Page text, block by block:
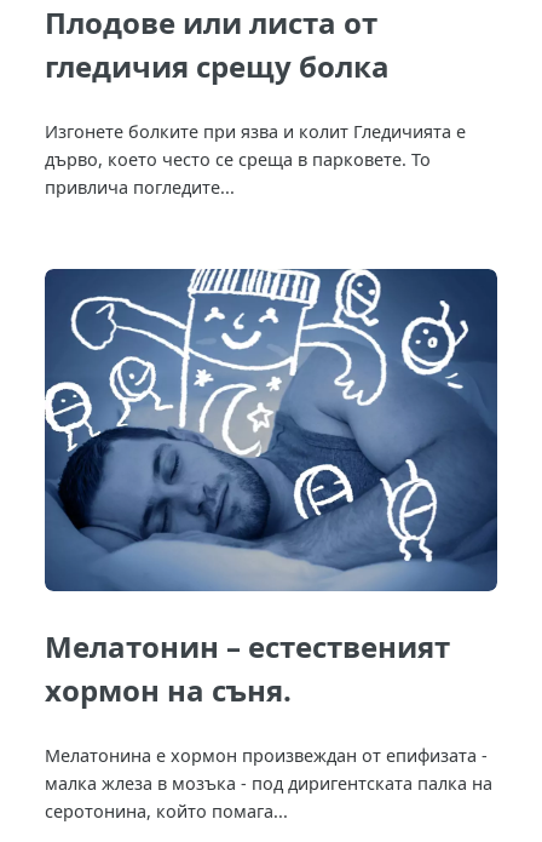
Плодове или листa от
гледичия срещу болка
Изгонете болките при язва и колит Гледичията е
дърво, което често се среща в парковете. То
привлича погледите...
Мелатонин – естественият
хормон на съня.
Мелатонина е хормон произвеждан от епифизата -
малка жлеза в мозъка - под диригентската палка на
серотонина, който помага...